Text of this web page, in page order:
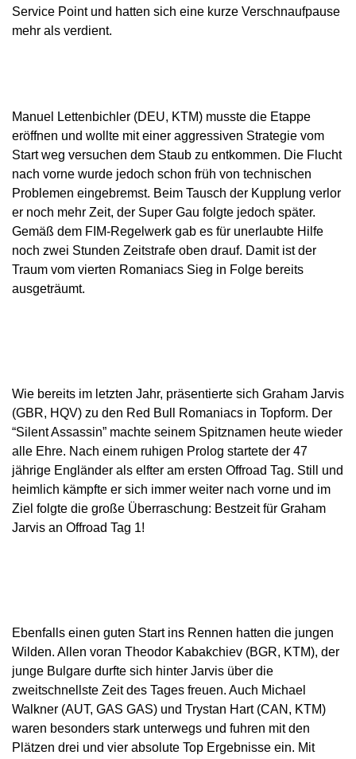
Service Point und hatten sich eine kurze Verschnaufpause
mehr als verdient.
Manuel Lettenbichler (DEU, KTM) musste die Etappe
eröffnen und wollte mit einer aggressiven Strategie vom
Start weg versuchen dem Staub zu entkommen. Die Flucht
nach vorne wurde jedoch schon früh von technischen
Problemen eingebremst. Beim Tausch der Kupplung verlor
er noch mehr Zeit, der Super Gau folgte jedoch später.
Gemäß dem FIM-Regelwerk gab es für unerlaubte Hilfe
noch zwei Stunden Zeitstrafe oben drauf. Damit ist der
Traum vom vierten Romaniacs Sieg in Folge bereits
ausgeträumt.
Wie bereits im letzten Jahr, präsentierte sich Graham Jarvis
(GBR, HQV) zu den Red Bull Romaniacs in Topform. Der
“Silent Assassin” machte seinem Spitznamen heute wieder
alle Ehre. Nach einem ruhigen Prolog startete der 47
jährige Engländer als elfter am ersten Offroad Tag. Still und
heimlich kämpfte er sich immer weiter nach vorne und im
Ziel folgte die große Überraschung: Bestzeit für Graham
Jarvis an Offroad Tag 1!
Ebenfalls einen guten Start ins Rennen hatten die jungen
Wilden. Allen voran Theodor Kabakchiev (BGR, KTM), der
junge Bulgare durfte sich hinter Jarvis über die
zweitschnellste Zeit des Tages freuen. Auch Michael
Walkner (AUT, GAS GAS) und Trystan Hart (CAN, KTM)
waren besonders stark unterwegs und fuhren mit den
Plätzen drei und vier absolute Top Ergebnisse ein. Mit